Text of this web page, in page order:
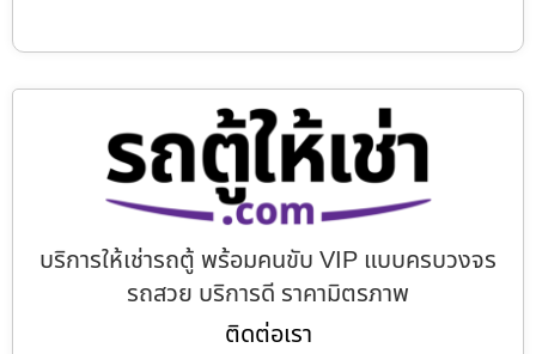
บริการให้เช่ารถตู้ พร้อมคนขับ VIP แบบครบวงจร
รถสวย บริการดี ราคามิตรภาพ
ติดต่อเรา